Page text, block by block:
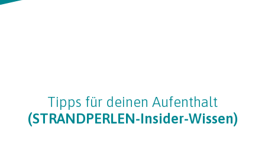
Tipps für deinen Aufenthalt
(STRANDPERLEN-Insider-Wissen)